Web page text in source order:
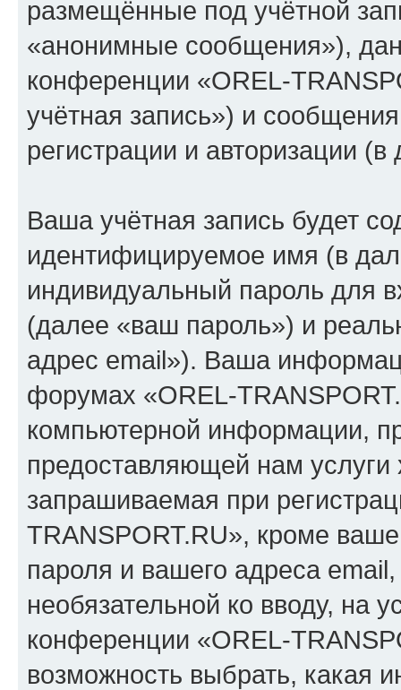
размещённые под учётной
«анонимные сообщения»),
конференции «OREL-
учётная запись») и
регистрации и авторизации
Ваша учётная запись будет
идентифицируемое имя (в
индивидуальный пароль для
(далее «ваш пароль») и
адрес email»). Ваша
форумах «OREL-
компьютерной информации,
предоставляющей нам
запрашиваемая при
TRANSPORT.RU», кроме
пароля и вашего адреса
необязательной ко вводу, на
конференции «OREL-
возможность выбрать, какая